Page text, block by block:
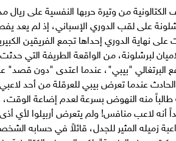
من وتيرة حربها النفسية على ريال
على لقب الدوري الإسباني، إذ لم يعد
على نهاية الدوري إحداها تجمع
لبرشلونة، من الواقعة الطريفة التي
البرتغالي "بيبي"، عندما اعتدى "دون قصد"
عندما تعرض بيبي للعرقلة من أحد
طالباً منه النهوض بسرعة لعدم إضاعة
أنه لاعب منافس! ولم يتعرض أربيلوا لأي
زميله المثير للجدل، قائلاً في حسابه